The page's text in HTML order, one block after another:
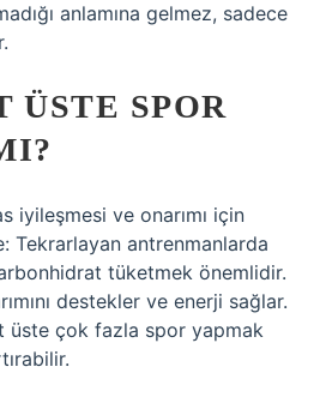
anlamına gelmez, sadece
ÜSTE SPOR
iyileşmesi ve onarımı için
Tekrarlayan antrenmanlarda
tüketmek önemlidir.
destekler ve enerji sağlar.
üste çok fazla spor yapmak